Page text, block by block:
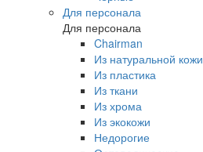
Для персонала
Для персонала
Chairman
Из натуральной кожи
Из пластика
Из ткани
Из хрома
Из экокожи
Недорогие